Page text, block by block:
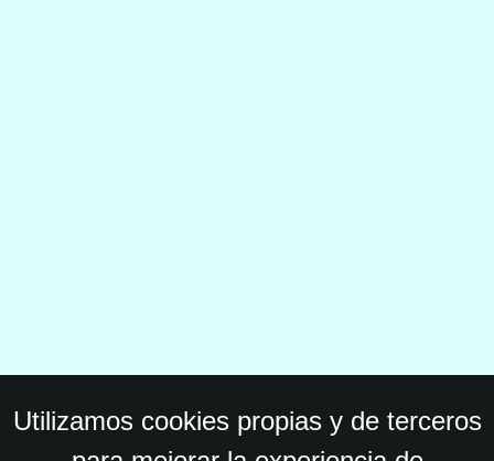
Utilizamos cookies propias y de terceros